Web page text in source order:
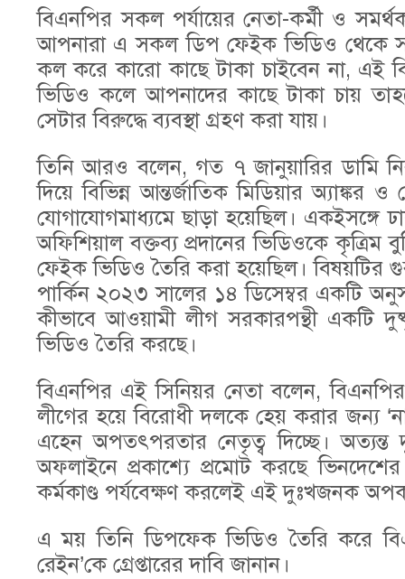
বিএনপির সকল পর্যায়ের নেতা-কর্মী ও
আপনারা এ সকল ডিপ ফেইক ভিডিও থেকে
কল করে কারো কাছে টাকা চাইবেন না, এই
ভিডিও কলে আপনাদের কাছে টাকা চায়
সেটার বিরুদ্ধে ব্যবস্থা গ্রহণ করা যায়।
তিনি আরও বলেন, গত ৭ জানুয়ারির ডামি
দিয়ে বিভিন্ন আন্তর্জাতিক মিডিয়ার
যোগাযোগমাধ্যমে ছাড়া হয়েছিল। একইসঙ্গে
অফিশিয়াল বক্তব্য প্রদানের ভিডিওকে কৃত্রিম
ফেইক ভিডিও তৈরি করা হয়েছিল। বিষয়টির
পার্কিন ২০২৩ সালের ১৪ ডিসেম্বর একটি
কীভাবে আওয়ামী লীগ সরকারপন্থী একটি
ভিডিও তৈরি করছে।
বিএনপির এই সিনিয়র নেতা বলেন, বিএনপির
লীগের হয়ে বিরোধী দলকে হেয় করার জন্য
এহেন অপতৎপরতার নেতৃত্ব দিচ্ছে।
অফলাইনে প্রকাশ্যে প্রমোট করছে
কর্মকাণ্ড পর্যবেক্ষণ করলেই এই দুঃখজনক
এ ময় তিনি ডিপফেক ভিডিও তৈরি করে
রেইন’কে গ্রেপ্তারের দাবি জানান।